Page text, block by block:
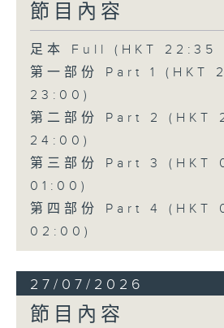
節目內容
足本 Full (HKT
第一部份 Part 1 (HKT
23:00)
第二部份 Part 2 (HKT
24:00)
第三部份 Part 3 (HKT
01:00)
第四部份 Part 4 (HKT
02:00)
27/07/2026
節目內容